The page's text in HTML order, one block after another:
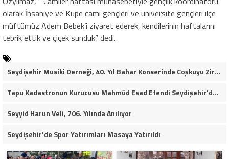
olarak İhsaniye ve Küpe cami gençleri ve üniversite gençleri ilçe
müftümüz Adem Bebek’i ziyaret ederek, kendilerinin haftalarını
tebrik ettik ve çiçek sunduk” dedi.
Seydişehir Musiki Derneği, 40. Yıl Bahar Konserinde Coşkuyu Zirveye Taşıdı (VİDEO HABER)
Tapu Kadastronun Kurucusu Mahmûd Esad Efendi Seydişehir’de Anıldı
Seyyid Harun Veli, 706. Yılında Anılıyor
Seydişehir’de Spor Yatırımları Masaya Yatırıldı